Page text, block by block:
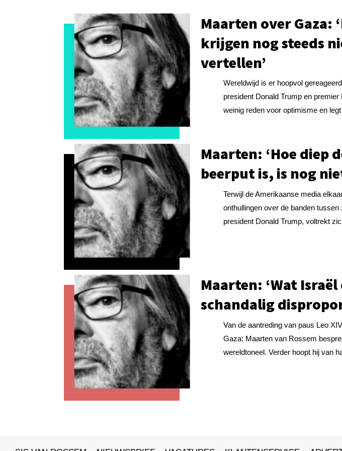
Maarten over Gaza:
krijgen nog steeds
vertellen’
Wereldwijd is er hoopvol
president Donald Trump en
weinig reden voor optimisme en legt
Maarten: ‘Hoe diep
beerput is, is nog
Terwijl de Amerikaanse media
onthullingen over de banden
president Donald Trump, voltrekt
Maarten: ‘Wat
schandalig
Van de aantreding van paus Leo
Gaza: Maarten van Rossem
wereldtoneel. Verder hoopt hij van